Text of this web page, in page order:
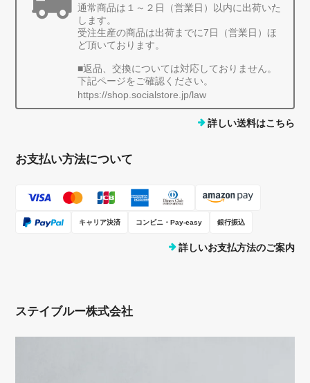
通常商品は１～２日（営業日）以内に出荷いた
します。
受注生産の商品は出荷までに7日（営業日）ほ
ど頂いております。
■返品、交換については対応しておりません。
下記ページをご確認ください。
https://shop.socialstore.jp/law
詳しい送料はこちら
お支払い方法について
キャリア決済 コンビニ・Pay-easy 銀行振込
詳しいお支払方法のご案内
ステイブルー株式会社